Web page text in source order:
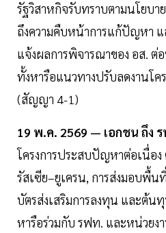
รัฐวิสาหกิจรับทราบตามนโยบา
ถึงความคืบหน้าการแก้ปัญหา แ
แจ้งผลการพิจารณาของ อส. ต่
ทั้งหารือแนวทางปรับลดงานโค
(สัญญา 4-1)
19 พ.ค. 2569 — เอกชน ถึง
โครงการประสบปัญหาต่อเนื่อง
รัสเซีย–ยูเครน, การส่งมอบพื้
บัตรส่งเสริมการลงทุน และต้น
หารือร่วมกับ รฟท. และหน่วยง